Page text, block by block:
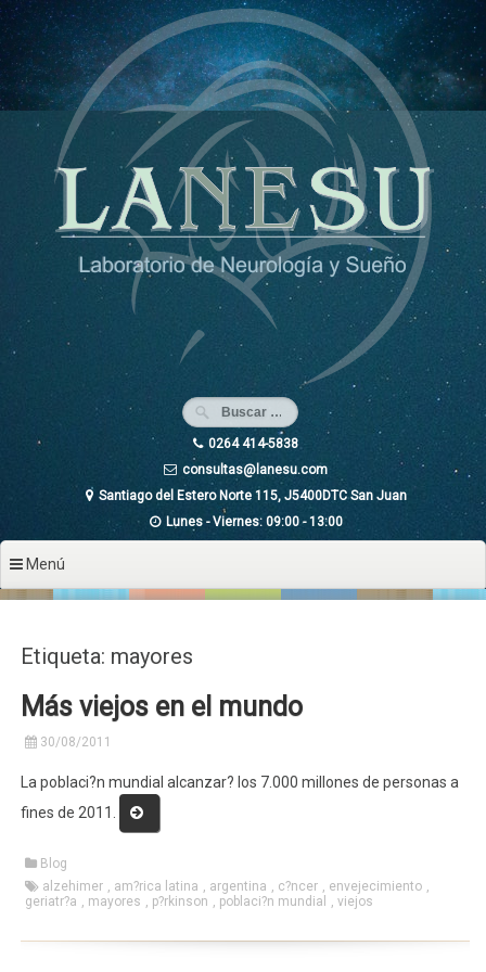
Ir
al
contenido
0264 414-5838
consultas@lanesu.com
Santiago del Estero Norte 115, J5400DTC San Juan
Lunes - Viernes: 09:00 - 13:00
Menú
Etiqueta: mayores
Más viejos en el mundo
30/08/2011
La poblaci?n mundial alcanzar? los 7.000 millones de personas a
fines de 2011.
«Más
viejos
el
mundo»
Blog
alzehimer , am?rica latina , argentina , c?ncer , envejecimiento ,
geriatr?a , mayores , p?rkinson , poblaci?n mundial ,viejos